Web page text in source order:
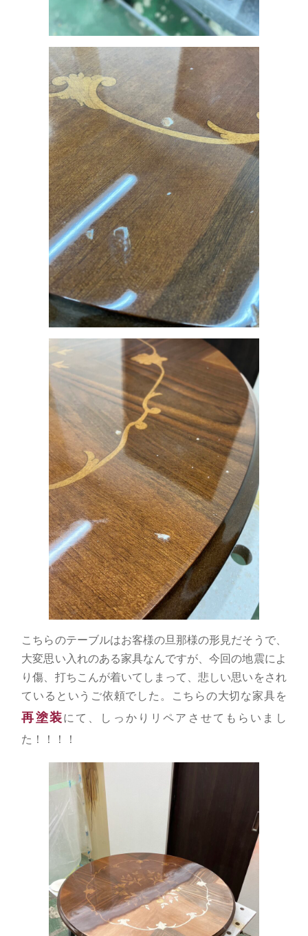
こちらのテーブルはお客様の旦那様の形見だそうで、
大変思い入れのある家具なんですが、今回の地震によ
り傷、打ちこんが着いてしまって、悲しい思いをされ
ているというご依頼でした。こちらの大切な家具を
再塗装にて、しっかりリペアさせてもらいまし
た！！！！